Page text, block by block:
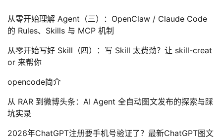
从零开始理解 Agent（三）：OpenClaw / Claude Code
的 Rules、Skills 与 MCP 机制
从零开始写好 Skill（四）：写 Skill 太费劲？让 skill-creat
or 来帮你
opencode简介
从 RAR 到微博头条：AI Agent 全自动图文发布的探索与踩
坑实录
2026年ChatGPT注册要手机号验证了？最新ChatGPT图文